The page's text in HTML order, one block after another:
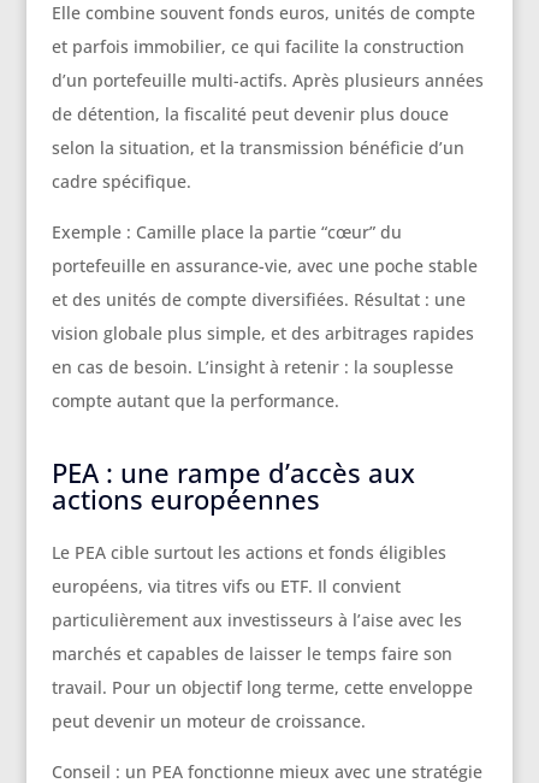
Elle combine souvent fonds euros, unités de compte
et parfois immobilier, ce qui facilite la construction
d’un portefeuille multi-actifs. Après plusieurs années
de détention, la fiscalité peut devenir plus douce
selon la situation, et la transmission bénéficie d’un
cadre spécifique.
Exemple : Camille place la partie “cœur” du
portefeuille en assurance-vie, avec une poche stable
et des unités de compte diversifiées. Résultat : une
vision globale plus simple, et des arbitrages rapides
en cas de besoin. L’insight à retenir : la souplesse
compte autant que la performance.
PEA : une rampe d’accès aux
actions européennes
Le PEA cible surtout les actions et fonds éligibles
européens, via titres vifs ou ETF. Il convient
particulièrement aux investisseurs à l’aise avec les
marchés et capables de laisser le temps faire son
travail. Pour un objectif long terme, cette enveloppe
peut devenir un moteur de croissance.
Conseil : un PEA fonctionne mieux avec une stratégie